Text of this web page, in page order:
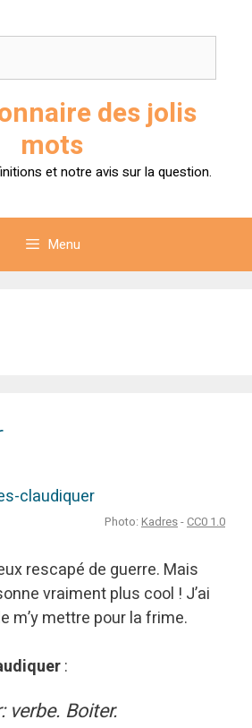
des jolis
mots
et notre avis sur la question.
Menu
Photo: Kadres- CC0 1.0
rescapé de guerre. Mais
vraiment plus cool ! J’ai
m’y mettre pour la frime.
:
verbe. Boiter.